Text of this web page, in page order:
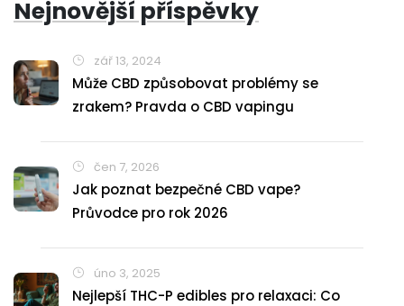
Nejnovější příspěvky
zář 13, 2024
Může CBD způsobovat problémy se
zrakem? Pravda o CBD vapingu
čen 7, 2026
Jak poznat bezpečné CBD vape?
Průvodce pro rok 2026
úno 3, 2025
Nejlepší THC-P edibles pro relaxaci: Co